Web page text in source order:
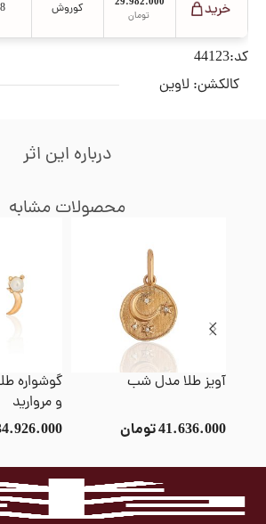
تومان کوروش
کد:44123
کالکشن: لاوین
محصولات مشابه
آویز طلا مدل شب
41.636.000تومان
گوشواره
و مروارید
درباره این اثر